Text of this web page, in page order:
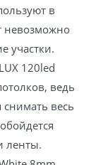
в
невозможно
участки.
120led
ведь
весь
ленты.